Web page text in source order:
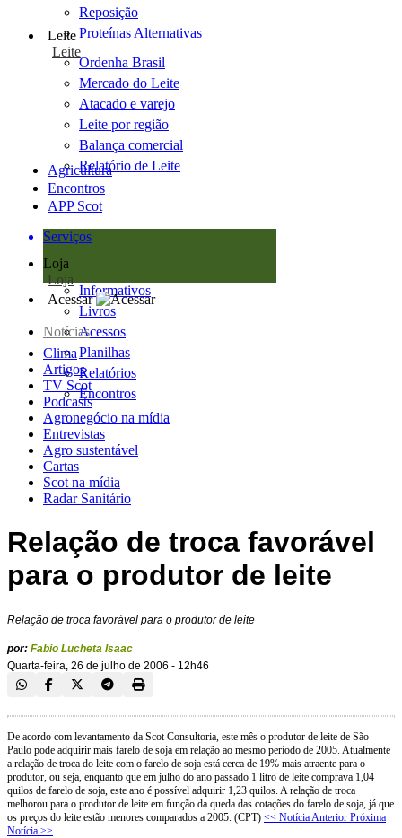
Reposição
Proteínas Alternativas
Leite
Leite
Ordenha Brasil
Mercado do Leite
Atacado e varejo
Leite por região
Balança comercial
Relatório de Leite
Agricultura
Encontros
APP Scot
Serviços
Loja
Loja
Informativos
Livros
Acessos
Planilhas
Relatórios
Encontros
Acessar
Notícias
Clima
Artigos
TV Scot
Podcasts
Agronegócio na mídia
Entrevistas
Agro sustentável
Cartas
Scot na mídia
Radar Sanitário
Relação de troca favorável
para o produtor de leite
Relação de troca favorável para o produtor de leite
por: Fabio Lucheta Isaac
Quarta-feira, 26 de julho de 2006 - 12h46
De acordo com levantamento da Scot Consultoria, este mês o produtor de leite de São
Paulo pode adquirir mais farelo de soja em relação ao mesmo período de 2005. Atualmente
a relação de troca do leite com o farelo de soja está cerca de 19% mais atraente para o
produtor, ou seja, enquanto que em julho do ano passado 1 litro de leite comprava 1,04
quilos de farelo de soja, este ano é possível adquirir 1,23 quilos. A relação de troca
melhorou para o produtor de leite em função da queda das cotações do farelo de soja, já que
os preços do leite estão menores comparados a 2005. (CPT) << Notícia Anterior Próxima
Notícia >>